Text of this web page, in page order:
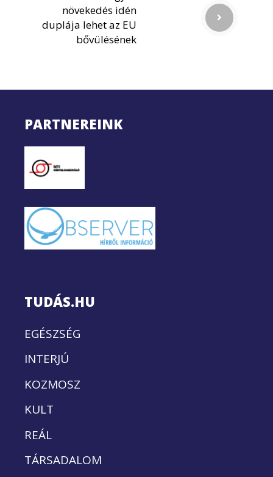
növekedés idén
duplája lehet az EU
bővülésének
PARTNEREINK
TUDÁS.HU
EGÉSZSÉG
INTERJÚ
KOZMOSZ
KULT
REÁL
TÁRSADALOM